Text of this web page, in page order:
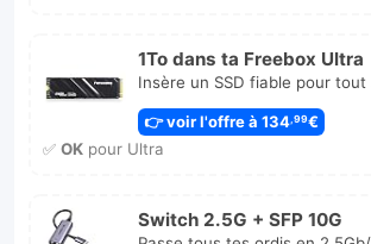
1To dans ta Freebox Ultra
Insère un SSD fiable pour tout
👉 voir l'offre à 134 ,99€
✅ OKpour Ultra
Switch 2.5G + SFP 10G